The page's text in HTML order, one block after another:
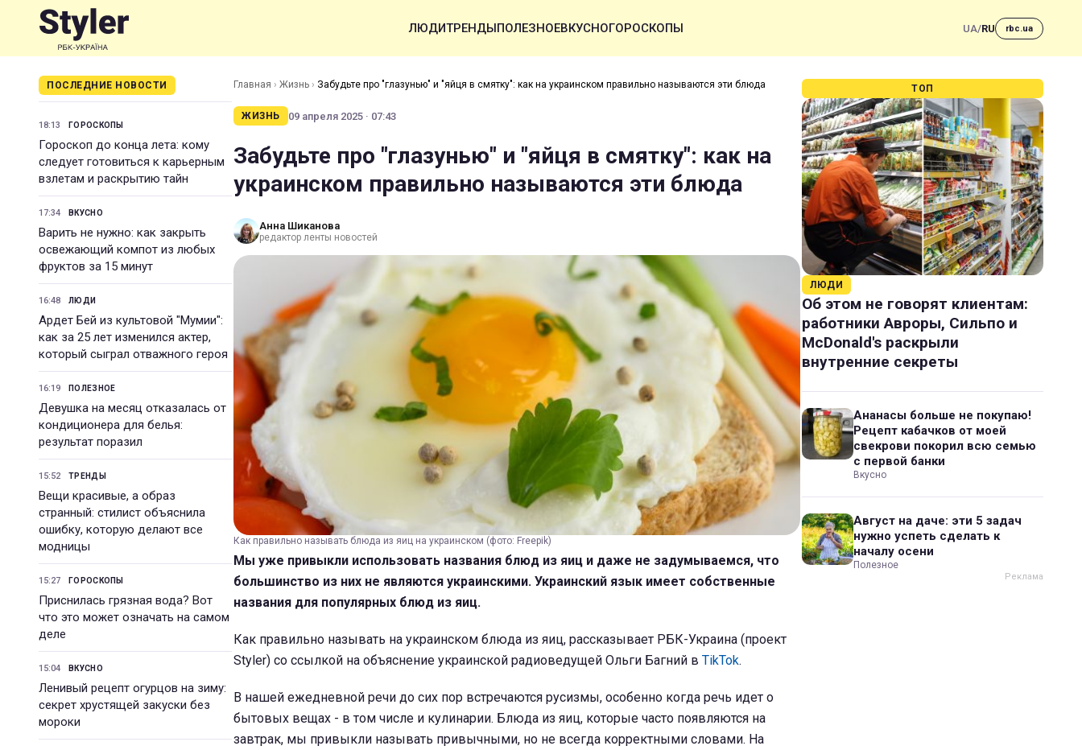
ЛЮДИТРЕНДЫПОЛЕЗНОЕВКУСНОГОРОСКОПЫ UA/RU rbc.ua
ПОСЛЕДНИЕ НОВОСТИ
18:13 ГОРОСКОПЫ
Гороскоп до конца лета: кому
следует готовиться к карьерным
взлетам и раскрытию тайн
17:34 ВКУСНО
Варить не нужно: как закрыть
освежающий компот из любых
фруктов за 15 минут
16:48 ЛЮДИ
Ардет Бей из культовой "Мумии":
как за 25 лет изменился актер,
который сыграл отважного героя
16:19 ПОЛЕЗНОЕ
Девушка на месяц отказалась от
кондиционера для белья:
результат поразил
15:52 ТРЕНДЫ
Вещи красивые, а образ
странный: стилист объяснила
ошибку, которую делают все
модницы
15:27 ГОРОСКОПЫ
Приснилась грязная вода? Вот
что это может означать на самом
деле
15:04 ВКУСНО
Ленивый рецепт огурцов на зиму:
секрет хрустящей закуски без
мороки
Главная › Жизнь › Забудьте про "глазунью" и "яйця в смятку": как на украинском правильно называются эти блюда
ЖИЗНЬ 09 апреля 2025 · 07:43
Забудьте про "глазунью" и "яйця в смятку": как на
украинском правильно называются эти блюда
Анна Шиканова
редактор ленты новостей
Как правильно называть блюда из яиц на украинском (фото: Freepik)
Мы уже привыкли использовать названия блюд из яиц и даже не задумываемся, что
большинство из них не являются украинскими. Украинский язык имеет собственные
названия для популярных блюд из яиц.
Как правильно называть на украинском блюда из яиц, рассказывает РБК-Украина (проект
Styler) со ссылкой на объяснение украинской радиоведущей Ольги Багний в TikTok.
В нашей ежедневной речи до сих пор встречаются русизмы, особенно когда речь идет о
бытовых вещах - в том числе и кулинарии. Блюда из яиц, которые часто появляются на
завтрак, мы привыкли называть привычными, но не всегда корректными словами. На
ТОП
ЛЮДИ
Об этом не говорят клиентам:
работники Авроры, Сильпо и
McDonald's раскрыли
внутренние секреты
Ананасы больше не покупаю!
Рецепт кабачков от моей
свекрови покорил всю семью
с первой банки
Вкусно
Август на даче: эти 5 задач
нужно успеть сделать к
началу осени
Полезное